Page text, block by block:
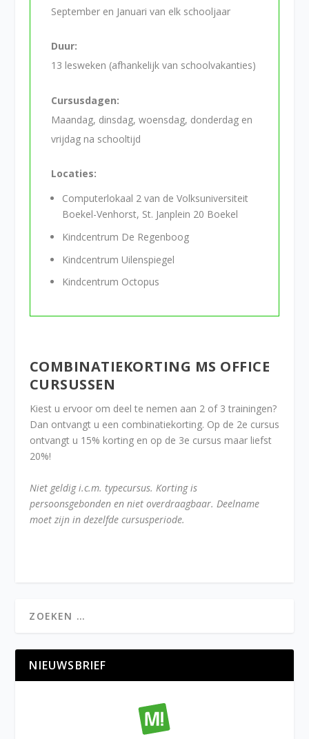
September en Januari van elk schooljaar
Duur:
13 lesweken (afhankelijk van schoolvakanties)
Cursusdagen:
Maandag, dinsdag, woensdag, donderdag en
vrijdag na schooltijd
Locaties:
Computerlokaal 2 van de Volksuniversiteit
Boekel-Venhorst, St. Janplein 20 Boekel
Kindcentrum De Regenboog
Kindcentrum Uilenspiegel
Kindcentrum Octopus
COMBINATIEKORTING MS OFFICE
CURSUSSEN
Kiest u ervoor om deel te nemen aan 2 of 3 trainingen?
Dan ontvangt u een combinatiekorting. Op de 2e cursus
ontvangt u 15% korting en op de 3e cursus maar liefst
20%!
Niet geldig i.c.m. typecursus. Korting is
persoonsgebonden en niet overdraagbaar. Deelname
moet zijn in dezelfde cursusperiode.
NIEUWSBRIEF